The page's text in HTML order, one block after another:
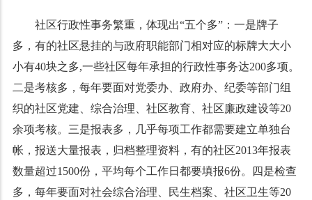
社区行政性事务繁重，体现出“五个多”：一是牌子
多，有的社区悬挂的与政府职能部门相对应的标牌大大小
小有40块之多,一些社区每年承担的行政性事务达200多项。
二是考核多，每年要面对党委办、政府办、纪委等部门组
织的社区党建、综合治理、社区教育、社区廉政建设等20
余项考核。三是报表多，几乎每项工作都需要建立单独台
帐，报送大量报表，归档整理资料，有的社区2013年报表
数量超过1500份，平均每个工作日都要填报6份。四是检查
多，每年要面对社会综合治理、民生档案、社区卫生等20